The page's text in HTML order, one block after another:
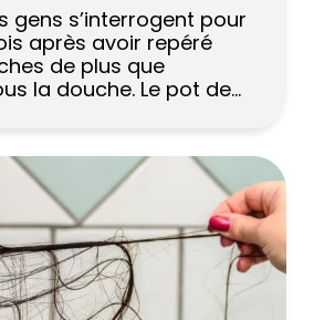
gens s’interrogent pour
après avoir repéré
de plus que
la douche. Le pot de
suspect. C’est une
: les produits coiffants
sur le cuir chevelu
et il est […]